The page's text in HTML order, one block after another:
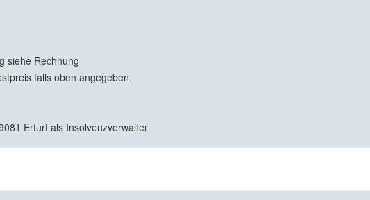
siehe Rechnung
falls oben angegeben.
Erfurt als Insolvenzverwalter